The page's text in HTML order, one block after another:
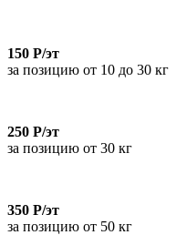
150 Р/эт
за позицию от 10 до 30 кг
250 Р/эт
за позицию от 30 кг
350 Р/эт
за позицию от 50 кг